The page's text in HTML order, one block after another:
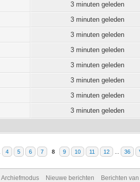
3 minuten geleden
3 minuten geleden
3 minuten geleden
3 minuten geleden
3 minuten geleden
3 minuten geleden
3 minuten geleden
3 minuten geleden
4 5 6 7 8 9 10 11 12 36
Archiefmodus Nieuwe berichten Berichten